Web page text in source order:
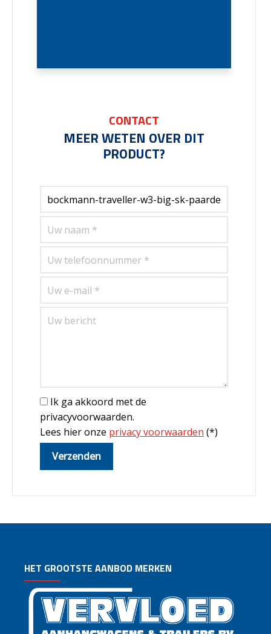
CONTACT
MEER WETEN OVER DIT
PRODUCT?
Ik ga akkoord met de
privacyvoorwaarden.
Lees hier onze privacy voorwaarden (*)
HET GROOTSTE AANBOD MERKEN